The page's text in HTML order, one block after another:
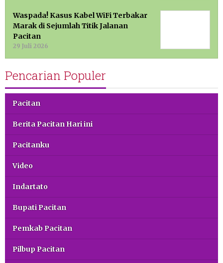
Waspada! Kasus Kabel WiFi Terbakar
Marak di Sejumlah Titik Jalanan
Pacitan
29 Juli 2026
Pencarian Populer
Pacitan
Berita Pacitan Hari ini
Pacitanku
Video
Indartato
Bupati Pacitan
Pemkab Pacitan
Pilbup Pacitan